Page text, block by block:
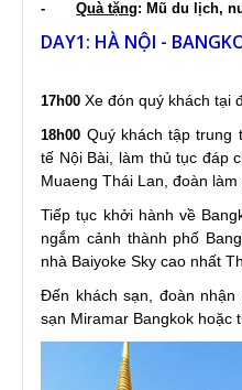
-Quàtặng: Mũ du lịch,
DAY1: HÀ NỘI -
17h00 Xe đón quý khách tại
18h00 Quý khách tập trung
tế Nội Bài, làm thủ tục đáp
Muaeng Thái Lan, đoàn
Tiếp tục khởi hành về
ngắm cảnh thành phố
nhà Baiyoke Sky cao nhất
Đến khách sạn, đoàn
sạn Miramar Bangkok hoặc